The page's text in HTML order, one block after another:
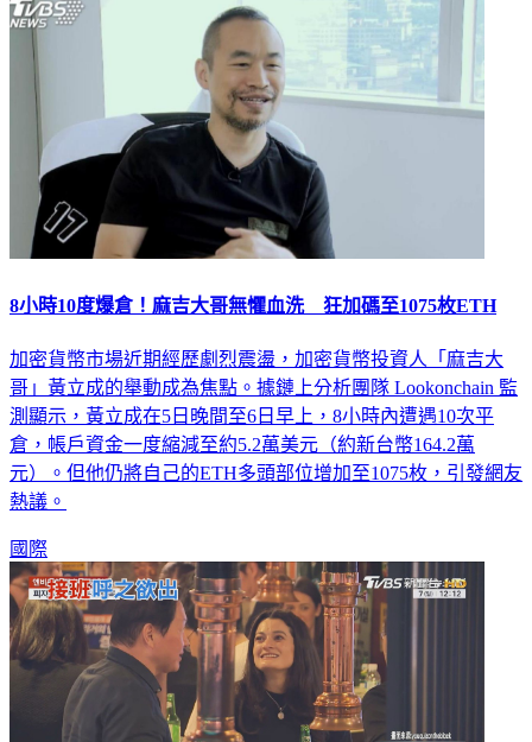
8小時10度爆倉！麻吉大哥無懼血洗 狂加碼至1075枚ETH
加密貨幣市場近期經歷劇烈震盪，加密貨幣投資人「麻吉大
哥」黃立成的舉動成為焦點。據鏈上分析團隊 Lookonchain 監
測顯示，黃立成在5日晚間至6日早上，8小時內遭遇10次平
倉，帳戶資金一度縮減至約5.2萬美元（約新台幣164.2萬
元）。但他仍將自己的ETH多頭部位增加至1075枚，引發網友
熱議。
國際